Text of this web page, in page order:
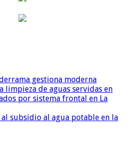
gestiona moderna
limpieza de aguas servidas en
por sistema frontal en La
subsidio al agua potable en la